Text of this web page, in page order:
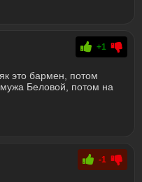
+1
это бармен, потом
Беловой, потом на
-1